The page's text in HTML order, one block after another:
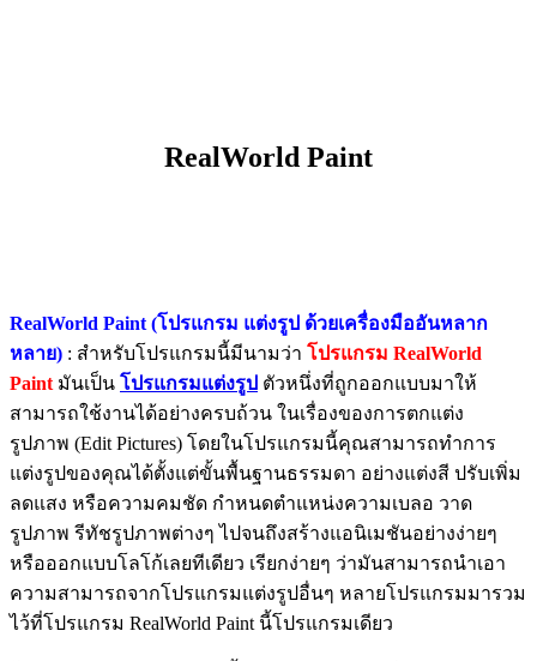
RealWorld Paint
RealWorld Paint (โปรแกรม แต่งรูป ด้วยเครื่องมืออันหลาก
หลาย) : สำหรับโปรแกรมนี้มีนามว่า โปรแกรม RealWorld
Paint มันเป็น โปรแกรมแต่งรูป ตัวหนึ่งที่ถูกออกแบบมาให้
สามารถใช้งานได้อย่างครบถ้วน ในเรื่องของการตกแต่ง
รูปภาพ (Edit Pictures) โดยในโปรแกรมนี้คุณสามารถทำการ
แต่งรูปของคุณได้ตั้งแต่ขั้นพื้นฐานธรรมดา อย่างแต่งสี ปรับเพิ่ม
ลดแสง หรือความคมชัด กำหนดตำแหน่งความเบลอ วาด
รูปภาพ รีทัชรูปภาพต่างๆ ไปจนถึงสร้างแอนิเมชันอย่างง่ายๆ
หรือออกแบบโลโก้เลยทีเดียว เรียกง่ายๆ ว่ามันสามารถนำเอา
ความสามารถจากโปรแกรมแต่งรูปอื่นๆ หลายโปรแกรมมารวม
ไว้ที่โปรแกรม RealWorld Paint นี้โปรแกรมเดียว